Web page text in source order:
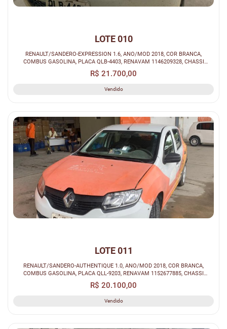
LOTE 010
RENAULT/SANDERO-EXPRESSION 1.6, ANO/MOD 2018, COR BRANCA,
COMBUS GASOLINA, PLACA QLB-4403, RENAVAM 1146209328, CHASSI
93Y5SRFH4JJ243003.
R$ 21.700,00
Vendido
LOTE 011
RENAULT/SANDERO-AUTHENTIQUE 1.0, ANO/MOD 2018, COR BRANCA,
COMBUS GASOLINA, PLACA QLL-9203, RENAVAM 1152677885, CHASSI
93Y5SRF84JJ286514.
R$ 20.100,00
Vendido